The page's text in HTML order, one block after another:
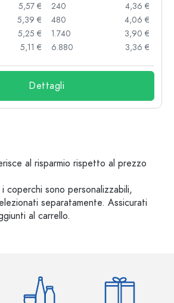
5,57 €
5,39 €
5,25 €
5,11 €
240
4,36 €
480
4,06 €
1.740
3,90 €
6.880
3,36 €
Dettagli
al risparmio rispetto al prezzo
i coperchi sono personalizzabili,
separatamente. Assicurati
al carrello.